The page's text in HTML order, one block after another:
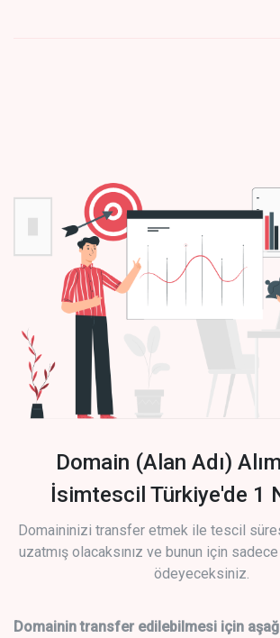
Domain (Alan Adı)
İsimtescil Türkiye'de 1
Domaininizi transfer etmek ile tescil
uzatmış olacaksınız ve bunun için
ödeyeceksiniz.
Domainin transfer edilebilmesi için